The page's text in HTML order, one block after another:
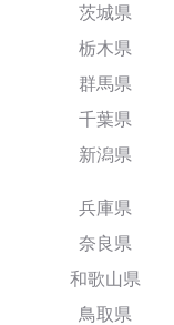
茨城県
栃木県
群馬県
千葉県
新潟県
兵庫県
奈良県
和歌山県
鳥取県